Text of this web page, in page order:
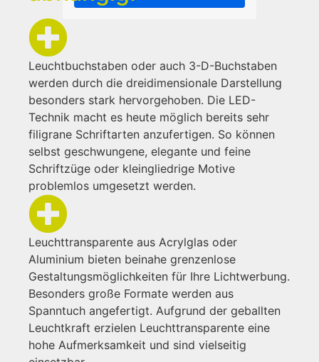
Leuchtbuchstaben oder auch 3-D-Buchstaben
werden durch die dreidimensionale Darstellung
besonders stark hervorgehoben. Die LED-
Technik macht es heute möglich bereits sehr
filigrane Schriftarten anzufertigen. So können
selbst geschwungene, elegante und feine
Schriftzüge oder kleingliedrige Motive
problemlos umgesetzt werden.
Leuchttransparente aus Acrylglas oder
Aluminium bieten beinahe grenzenlose
Gestaltungsmöglichkeiten für Ihre Lichtwerbung.
Besonders große Formate werden aus
Spanntuch angefertigt. Aufgrund der geballten
Leuchtkraft erzielen Leuchttransparente eine
hohe Aufmerksamkeit und sind vielseitig